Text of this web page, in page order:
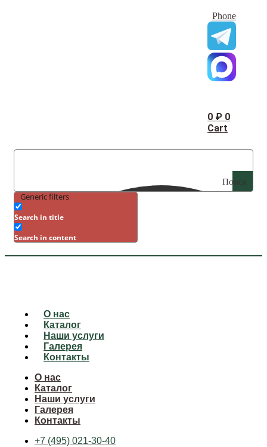
Phone
0 ₽ 0
Cart
Поиск
Generic filters
Search in title
Search in content
О нас
Каталог
Наши услуги
Галерея
Контакты
О нас
Каталог
Наши услуги
Галерея
Контакты
+7 (495) 021-30-40